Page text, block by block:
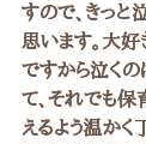
すので、きっと
思います。大
ですから泣くの
て、それでも保
えるよう温かく